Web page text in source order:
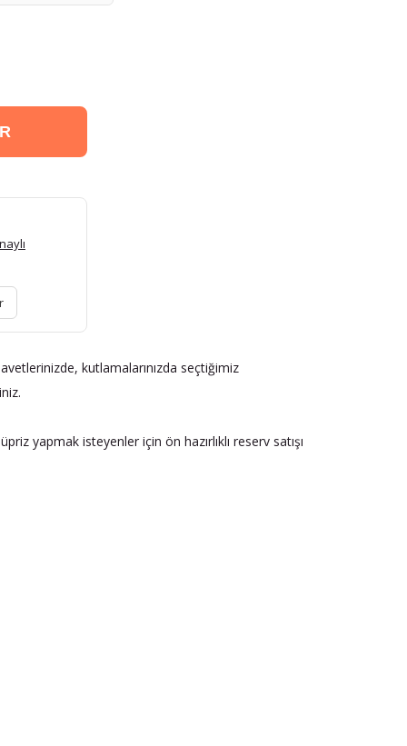
kutlamalarınızda seçtiğimiz
yapmak isteyenler için ön hazırlıklı reserv satışı